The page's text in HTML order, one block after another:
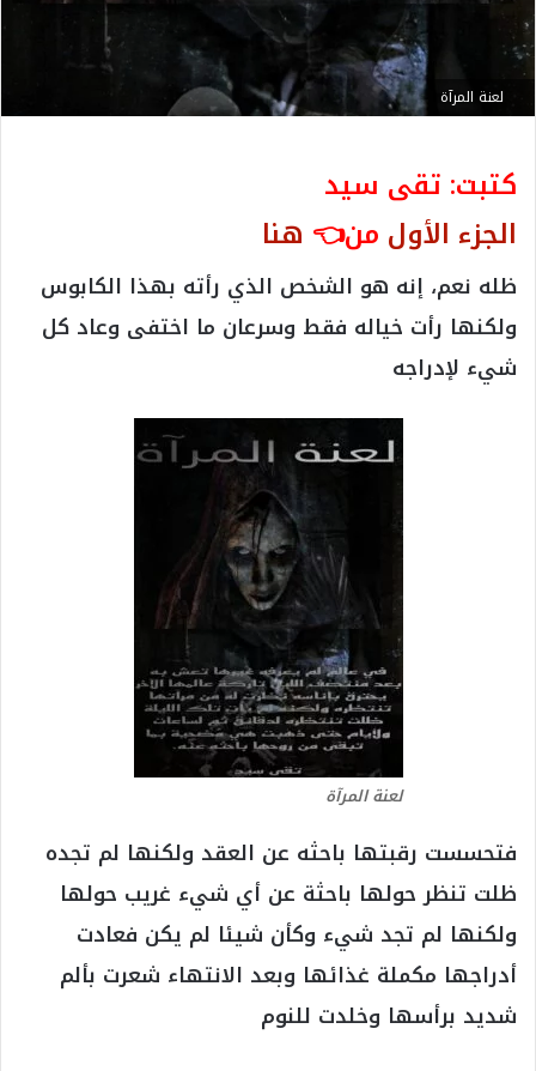
لعنة المرآة
كتبت: تقى سيد
الجزء الأول من👈 هنا
ظله نعم، إنه هو الشخص الذي رأته بهذا الكابوس
ولكنها رأت خياله فقط وسرعان ما اختفى وعاد كل
شيء لإدراجه
لعنة المرآة
فتحسست رقبتها باحثه عن العقد ولكنها لم تجده
ظلت تنظر حولها باحثة عن أي شيء غريب حولها
ولكنها لم تجد شيء وكأن شيئا لم يكن فعادت
أدراجها مكملة غذائها وبعد الانتهاء شعرت بألم
شديد برأسها وخلدت للنوم